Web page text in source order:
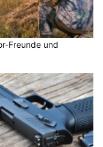
Freunde und